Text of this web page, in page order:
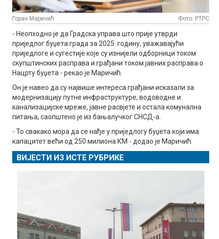
Горан Маричић Фото: РТРС
- Неопходно је да Градска управа што прије утврди
приједлог буџета града за 2025. годину, уважавајући
приједлоге и сугестије које су изнијели одборници током
скупштинских расправа и грађани током јавних расправа о
Нацрту буџета - рекао је Маричић.
Он је навео да су највише интереса грађани исказали за
модернизацију путне инфраструктуре, водоводне и
канализацијске мреже, јавне расвјете и остала комунална
питања, саопштено је из бањалучког СНСД-а.
- То свакако мора да се нађе у приједлогу буџета који има
капацитет већи од 250 милиона КМ - додао је Маричић.
ВИЈЕСТИ ИЗ ИСТЕ РУБРИКЕ